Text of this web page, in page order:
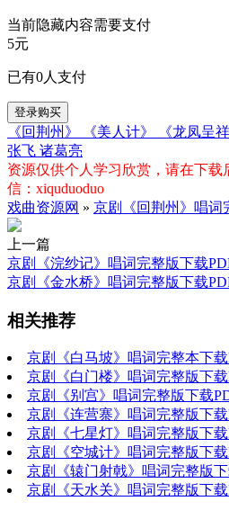
当前隐藏内容需要支付
5元
已有0人支付
登录购买
《回荆州》 《美人计》 《龙凤呈
张飞 诸葛亮
资源仅供个人学习欣赏，请在下载
信：xiquduoduo
戏曲资源网 » 京剧《回荆州》唱词
上一篇
京剧《浣纱记》唱词完整版下载
京剧《金水桥》唱词完整版下载
相关推荐
京剧《白马坡》唱词完整本下
京剧《白门楼》唱词完整版下
京剧《别宫》唱词完整版下载
京剧《连营寨》唱词完整版下
京剧《七星灯》唱词完整版下
京剧《空城计》唱词完整版下
京剧《辕门射戟》唱词完整版
京剧《天水关》唱词完整版下